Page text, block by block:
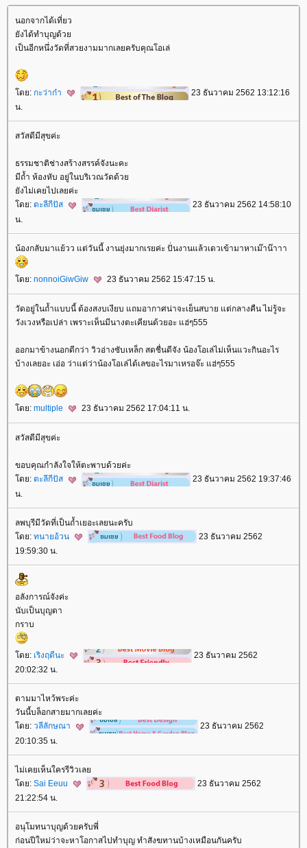
นอกจากได้เที่ยว
ังได้ทำบุญด้ว
เป็นอีกหนึ่งวัดที่สวยงามมากเลยครับคุณโอเล่
ดย: กะว่าก๋า
23 ธันวาคม 2562 13:12:16
น.
สวัสดีมีสุขค่ะ
ธรรมชาติช่างสร้างสรรค์จังนะคะ
มีถ้ำ ห้องหับ อยู่ในบริเวณวัดด้ว
ังไม่เคยไปเลยค่ะ
ดย: ตะลีกีปัส
23 ธันวาคม 2562 14:58:10
น.
น้องกลับมาแย้วว แต่วันนี้ งานยุ่งมากเรยค่ะ ปั่นงานแล้วเดวเข้ามาหาเม๊าน๊าาา
ดย: nonnoiGiwGiw 23 ธันวาคม 2562 15:47:15 น.
วัดอยู่ในถ้ำแบบนี้ ต้องสงบเงียบ แถมอากาศน่าจะเย็นสบาย แต่กลางคืน ไม่รู้จะ
วังเวงหรือเปล่า เพราะเห็นมีนางตะเคียนด้วยอะ แฮ่ๆ555
ออกมาข้างนอกดีกว่า วิวอ่างซับเหล็ก สดชื่นดีจัง น้องโอเล่ไม่เห็นแวะกินอะไร
บ้างเลยอะ เอ่อ ว่าแต่ว่าน้องโอเล่ได้เลขอะไรมาเหรอจ๊ะ แฮ่ๆ555
ดย: multiple 23 ธันวาคม 2562 17:04:11 น.
สวัสดีมีสุขค่ะ
ขอบคุณกำลังใจให้ตะพาบด้วยค่ะ
ดย: ตะลีกีปัส
23 ธันวาคม 2562 19:37:46
น.
ลพบุรีมีวัดที่เป็นถ้ำเยอะเลยนะครับ
ดย: ทนายอ้วน
23 ธันวาคม 2562
19:59:30 น.
อลังการณ์จังค่ะ
นับเป็นบุญตา
กราบ
ดย: เริงฤดีนะ
23 ธันวาคม 2562
20:02:32 น.
ตามมาไหว้พระค่ะ
วันนี้บล็อกสายมากเลยค่ะ
ดย: วลีลักษณา
23 ธันวาคม 2562
20:10:35 น.
ไม่เคยเห็นใครรีวิวเล
ดย: Sai Eeuu
23 ธันวาคม 2562
21:22:54 น.
อนุโมทนาบุญด้วยครับพี่
ก่อนปีใหม่ว่าจะหาโอกาสไปทำบุญ ทำสังฆทานบ้างเหมือนกันครับ